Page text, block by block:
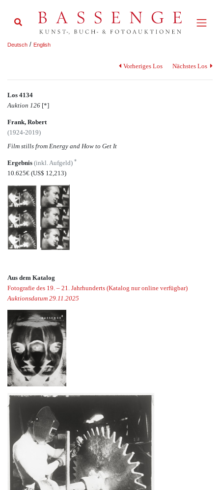
Deutsch / English
Vorheriges Los Nächstes Los
Los 4134
Auktion 126 [*]
Frank, Robert
(1924-2019)
Film stills from Energy and How to Get It
Ergebnis (inkl. Aufgeld) *
10.625€ (US$ 12,213)
Aus dem Katalog
Fotografie des 19. – 21. Jahrhunderts (Katalog nur online verfügbar)
Auktionsdatum 29.11.2025